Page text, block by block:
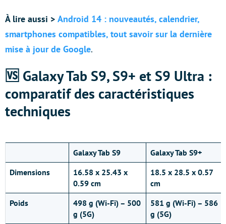
À lire aussi > Android 14 : nouveautés, calendrier,
smartphones compatibles, tout savoir sur la dernière
mise à jour de Google.
🆚 Galaxy Tab S9, S9+ et S9 Ultra :
comparatif des caractéristiques
techniques
Galaxy Tab S9
Galaxy Tab S9+
Dimensions
16.58 x 25.43 x
0.59 cm
18.5 x 28.5 x 0.57
cm
Poids
498 g (Wi-Fi) – 500
g (5G)
581 g (Wi-Fi) – 586
g (5G)